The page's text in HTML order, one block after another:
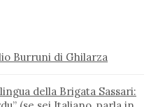
Burruni di Ghilarza
della Brigata Sassari: